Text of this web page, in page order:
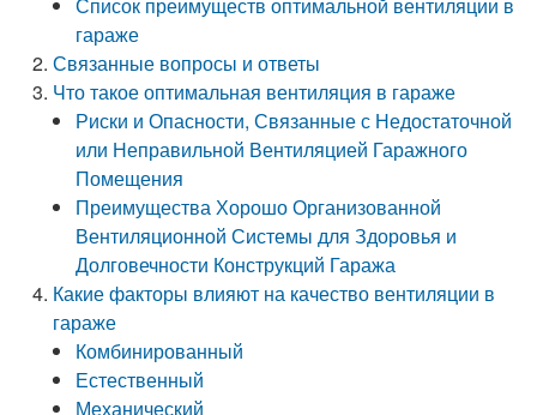
гараже
Связанные вопросы и ответы
Что такое оптимальная вентиляция в гараже
Риски и Опасности, Связанные с Недостаточной
или Неправильной Вентиляцией Гаражного
Помещения
Преимущества Хорошо Организованной
Вентиляционной Системы для Здоровья и
Долговечности Конструкций Гаража
Какие факторы влияют на качество вентиляции в
гараже
Комбинированный
Естественный
Механический